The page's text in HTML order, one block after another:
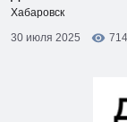
Хабаровск
30 июля 2025
714